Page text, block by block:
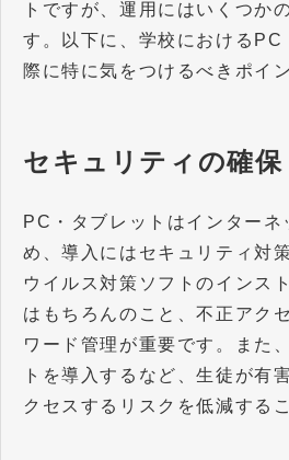
トですが、運用にはいくつか
す。以下に、学校におけるPC
際に特に気をつけるべきポイ
セキュリティの確保
PC・タブレットはインターネ
め、導入にはセキュリティ対
ウイルス対策ソフトのインス
はもちろんのこと、不正アク
ワード管理が重要です。また
トを導入するなど、生徒が有
クセスするリスクを低減する